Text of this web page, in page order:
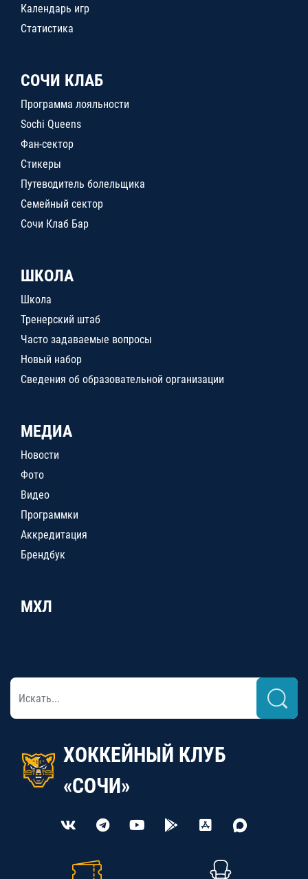
Календарь игр
Статистика
СОЧИ КЛАБ
Программа лояльности
Sochi Queens
Фан-сектор
Стикеры
Путеводитель болельщика
Семейный сектор
Сочи Клаб Бар
ШКОЛА
Школа
Тренерский штаб
Часто задаваемые вопросы
Новый набор
Сведения об образовательной организации
МЕДИА
Новости
Фото
Видео
Программки
Аккредитация
Брендбук
МХЛ
ХОККЕЙНЫЙ КЛУБ
«СОЧИ»